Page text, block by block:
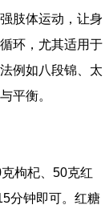
肢体运动，让身
环，尤其适用于
例如八段锦、太
平衡。
枸杞、50克红
分钟即可。红糖